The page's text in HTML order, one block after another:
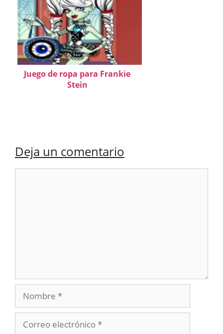
Juego de ropa para Frankie
Stein
Deja un comentario
Nombre
electrónico